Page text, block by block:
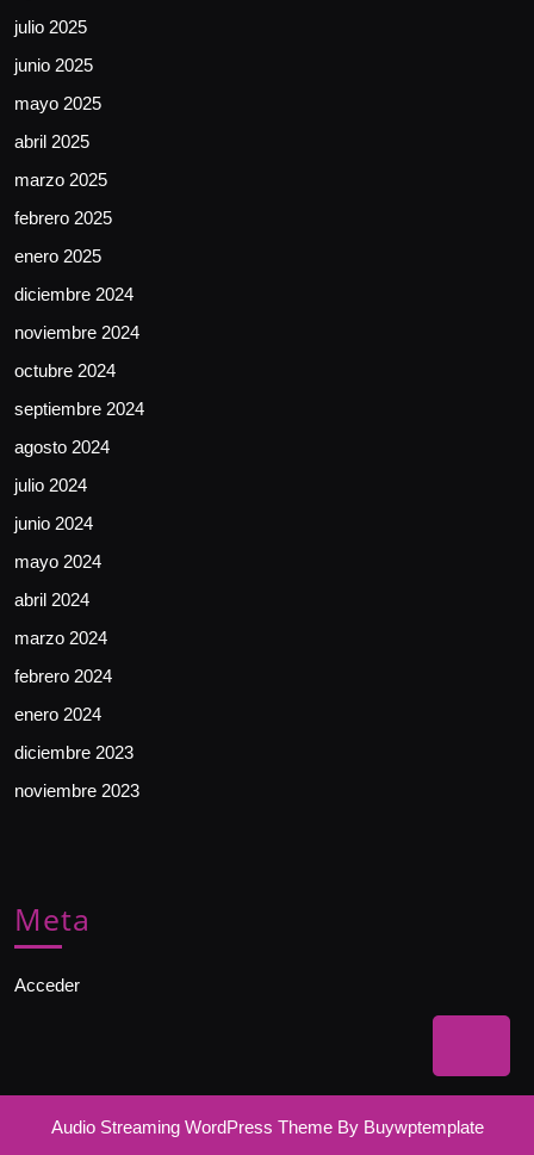
to
julio 2025
junio 2025
mayo 2025
abril 2025
marzo 2025
febrero 2025
enero 2025
diciembre 2024
noviembre 2024
octubre 2024
septiembre 2024
agosto 2024
julio 2024
junio 2024
mayo 2024
abril 2024
marzo 2024
febrero 2024
enero 2024
diciembre 2023
noviembre 2023
Meta
Acceder
Audio Streaming WordPress ThemeBy Buywptemplate